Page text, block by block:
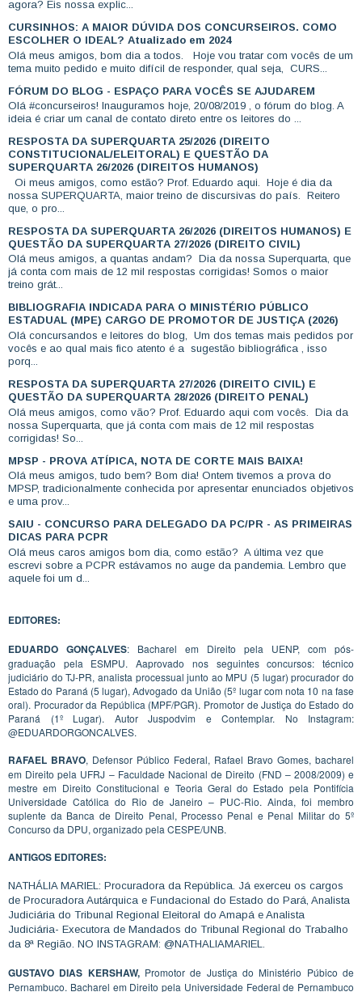
agora? Eis nossa explic...
CURSINHOS: A MAIOR DÚVIDA DOS CONCURSEIROS. COMO
ESCOLHER O IDEAL? Atualizado em 2024
Olá meus amigos, bom dia a todos. Hoje vou tratar com vocês de um
tema muito pedido e muito difícil de responder, qual seja, CURS...
FÓRUM DO BLOG - ESPAÇO PARA VOCÊS SE AJUDAREM
Olá #concurseiros! Inauguramos hoje, 20/08/2019 , o fórum do blog. A
ideia é criar um canal de contato direto entre os leitores do ...
RESPOSTA DA SUPERQUARTA 25/2026 (DIREITO
CONSTITUCIONAL/ELEITORAL) E QUESTÃO DA
SUPERQUARTA 26/2026 (DIREITOS HUMANOS)
Oi meus amigos, como estão? Prof. Eduardo aqui. Hoje é dia da
nossa SUPERQUARTA, maior treino de discursivas do país. Reitero
que, o pro...
RESPOSTA DA SUPERQUARTA 26/2026 (DIREITOS HUMANOS) E
QUESTÃO DA SUPERQUARTA 27/2026 (DIREITO CIVIL)
Olá meus amigos, a quantas andam? Dia da nossa Superquarta, que
já conta com mais de 12 mil respostas corrigidas! Somos o maior
treino grát...
BIBLIOGRAFIA INDICADA PARA O MINISTÉRIO PÚBLICO
ESTADUAL (MPE) CARGO DE PROMOTOR DE JUSTIÇA (2026)
Olá concursandos e leitores do blog, Um dos temas mais pedidos por
vocês e ao qual mais fico atento é a sugestão bibliográfica , isso
porq...
RESPOSTA DA SUPERQUARTA 27/2026 (DIREITO CIVIL) E
QUESTÃO DA SUPERQUARTA 28/2026 (DIREITO PENAL)
Olá meus amigos, como vão? Prof. Eduardo aqui com vocês. Dia da
nossa Superquarta, que já conta com mais de 12 mil respostas
corrigidas! So...
MPSP - PROVA ATÍPICA, NOTA DE CORTE MAIS BAIXA!
Olá meus amigos, tudo bem? Bom dia! Ontem tivemos a prova do
MPSP, tradicionalmente conhecida por apresentar enunciados objetivos
e uma prov...
SAIU - CONCURSO PARA DELEGADO DA PC/PR - AS PRIMEIRAS
DICAS PARA PCPR
Olá meus caros amigos bom dia, como estão? A última vez que
escrevi sobre a PCPR estávamos no auge da pandemia. Lembro que
aquele foi um d...
EDITORES:
EDUARDO GONÇALVES: Bacharel em Direito pela UENP, com pós-
graduação pela ESMPU. Aaprovado nos seguintes concursos: técnico
judiciário do TJ-PR, analista processual junto ao MPU (5 lugar) procurador do
Estado do Paraná (5 lugar), Advogado da União (5º lugar com nota 10 na fase
oral). Procurador da República (MPF/PGR). Promotor de Justiça do Estado do
Paraná (1º Lugar). Autor Juspodvim e Contemplar. No Instagram:
@EDUARDORGONCALVES.
RAFAEL BRAVO, Defensor Público Federal, Rafael Bravo Gomes, bacharel
em Direito pela UFRJ – Faculdade Nacional de Direito (FND – 2008/2009) e
mestre em Direito Constitucional e Teoria Geral do Estado pela Pontifícia
Universidade Católica do Rio de Janeiro – PUC-Rio. Ainda, foi membro
suplente da Banca de Direito Penal, Processo Penal e Penal Militar do 5º
Concurso da DPU, organizado pela CESPE/UNB.
ANTIGOS EDITORES:
NATHÁLIA MARIEL: Procuradora da República. Já exerceu os cargos
de Procuradora Autárquica e Fundacional do Estado do Pará, Analista
Judiciária do Tribunal Regional Eleitoral do Amapá e Analista
Judiciária- Executora de Mandados do Tribunal Regional do Trabalho
da 8ª Região. NO INSTAGRAM: @NATHALIAMARIEL.
GUSTAVO DIAS KERSHAW, Promotor de Justiça do Ministério Púbico de
Pernambuco. Bacharel em Direito pela Universidade Federal de Pernambuco